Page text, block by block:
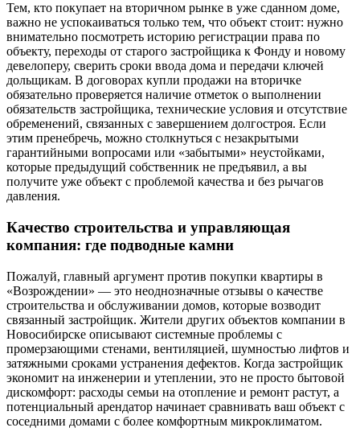
Тем, кто покупает на вторичном рынке в уже сданном доме,
важно не успокаиваться только тем, что объект стоит: нужно
внимательно посмотреть историю регистрации права по
объекту, переходы от старого застройщика к Фонду и новому
девелоперу, сверить сроки ввода дома и передачи ключей
дольщикам. В договорах купли продажи на вторичке
обязательно проверяется наличие отметок о выполнении
обязательств застройщика, технические условия и отсутствие
обременений, связанных с завершением долгостроя. Если
этим пренебречь, можно столкнуться с незакрытыми
гарантийными вопросами или «забытыми» неустойками,
которые предыдущий собственник не предъявил, а вы
получите уже объект с проблемой качества и без рычагов
давления.
Качество строительства и управляющая
компания: где подводные камни
Пожалуй, главный аргумент против покупки квартиры в
«Возрождении» — это неоднозначные отзывы о качестве
строительства и обслуживании домов, которые возводит
связанный застройщик. Жители других объектов компании в
Новосибирске описывают системные проблемы с
промерзающими стенами, вентиляцией, шумностью лифтов и
затяжными сроками устранения дефектов. Когда застройщик
экономит на инженерии и утеплении, это не просто бытовой
дискомфорт: расходы семьи на отопление и ремонт растут, а
потенциальный арендатор начинает сравнивать ваш объект с
соседними домами с более комфортным микроклиматом.